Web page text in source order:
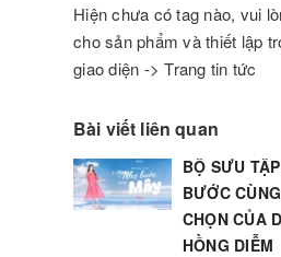
Hiện chưa có tag nào, vui
cho sản phẩm và thiết lập
giao diện -> Trang tin tức
Bài viết liên quan
BỘ SƯU
BƯỚC
CHỌN CỦA
HỒNG DIỄM